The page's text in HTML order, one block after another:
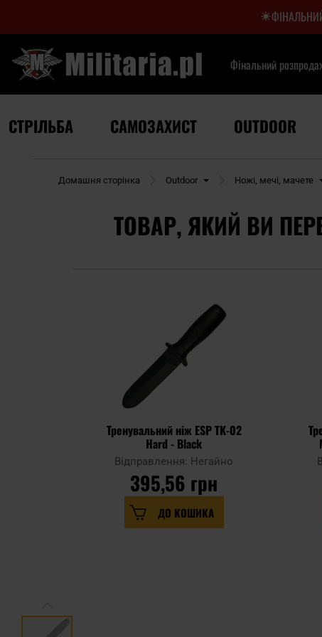
Фінальний
СТРІЛЬБА САМОЗАХИСТ OUTDOOR
Домашня сторінка Outdoor Ножі, мечі, мачете
ТОВАР, ЯКИЙ ВИ
Тренувальний ніж ESP TK-02
Hard - Black
Відправлення: Негайно
395,56 грн
ДО КОШИКА